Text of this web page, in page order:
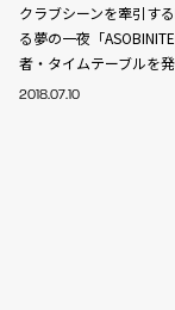
クラブシーンを牽引す
る夢の一夜「
者・タイムテーブルを発
2018.07.10